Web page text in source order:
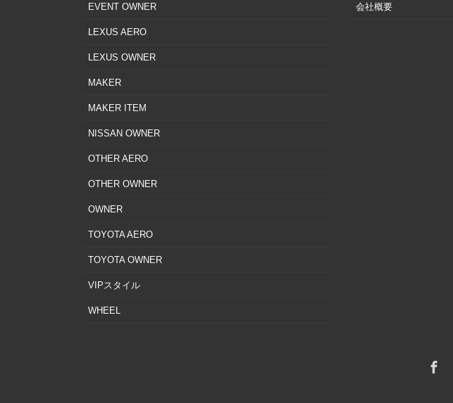
EVENT OWNER
LEXUS AERO
LEXUS OWNER
MAKER
MAKER ITEM
NISSAN OWNER
OTHER AERO
OTHER OWNER
OWNER
TOYOTA AERO
TOYOTA OWNER
VIPスタイル
WHEEL
会社概要